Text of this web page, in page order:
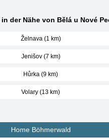
der Nähe von Bělá u Nové
Želnava (1 km)
Jenišov (7 km)
Hůrka (9 km)
Volary (13 km)
Home Böhmerwald